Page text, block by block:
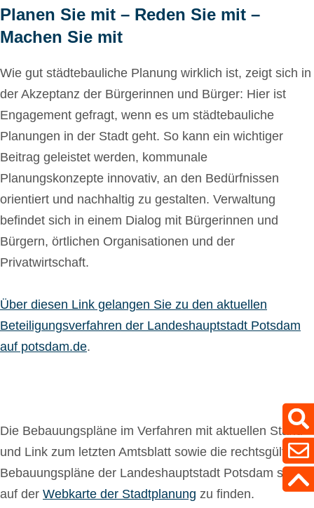
Planen Sie mit – Reden Sie mit –
Machen Sie mit
Wie gut städtebauliche Planung wirklich ist, zeigt sich in
der Akzeptanz der Bürgerinnen und Bürger: Hier ist
Engagement gefragt, wenn es um städtebauliche
Planungen in der Stadt geht. So kann ein wichtiger
Beitrag geleistet werden, kommunale
Planungskonzepte innovativ, an den Bedürfnissen
orientiert und nachhaltig zu gestalten. Verwaltung
befindet sich in einem Dialog mit Bürgerinnen und
Bürgern, örtlichen Organisationen und der
Privatwirtschaft.
Über diesen Link gelangen Sie zu den aktuellen
Beteiligungsverfahren der Landeshauptstadt Potsdam
auf potsdam.de.
Die Bebauungspläne im Verfahren mit aktuellen Stand
und Link zum letzten Amtsblatt sowie die rechtsgültigen
Bebauungspläne der Landeshauptstadt Potsdam sind
auf der Webkarte der Stadtplanung zu finden.